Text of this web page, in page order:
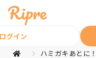
グイン
ハミガキあとに